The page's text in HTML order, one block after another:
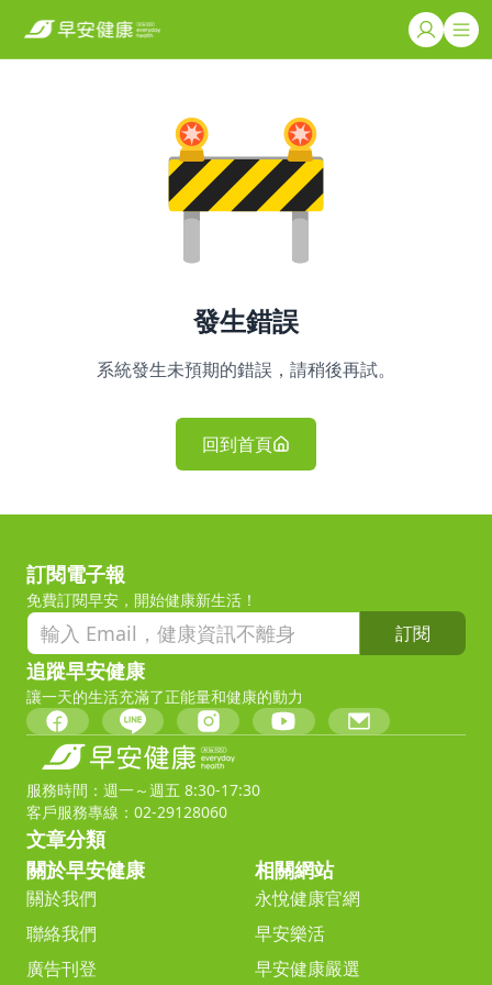
發生錯誤
系統發生未預期的錯誤，請稍後再試。
回到首頁
訂閱電子報
免費訂閱早安，開始健康新生活！
訂閱
追蹤早安健康
讓一天的生活充滿了正能量和健康的動力
服務時間：週一～週五 8:30-17:30
客戶服務專線：02-29128060
文章分類
關於早安健康
關於我們
聯絡我們
廣告刊登
相關網站
永悅健康官網
早安樂活
早安健康嚴選